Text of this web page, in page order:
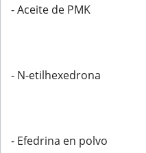
- Aceite de PMK
- N-etilhexedrona
- Efedrina en polvo